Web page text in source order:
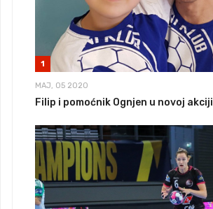
1
MAJ, 05 2020
Filip i pomoćnik Ognjen u novoj akciji